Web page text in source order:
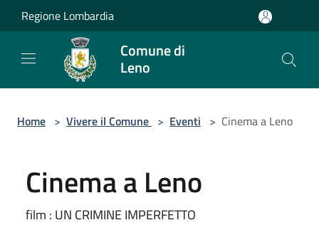
Salta al contenuto principale
Regione Lombardia
Comune di
Leno
Home > Vivere il Comune > Eventi > Cinema a Leno
Cinema a Leno
film : UN CRIMINE IMPERFETTO